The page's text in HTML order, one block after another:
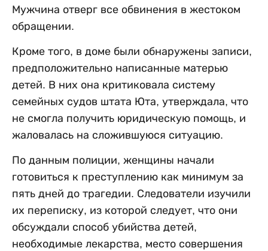
Мужчина отверг все обвинения в жестоком
обращении.
Кроме того, в доме были обнаружены записи,
предположительно написанные матерью
детей. В них она критиковала систему
семейных судов штата Юта, утверждала, что
не смогла получить юридическую помощь, и
жаловалась на сложившуюся ситуацию.
По данным полиции, женщины начали
готовиться к преступлению как минимум за
пять дней до трагедии. Следователи изучили
их переписку, из которой следует, что они
обсуждали способ убийства детей,
необходимые лекарства, место совершения